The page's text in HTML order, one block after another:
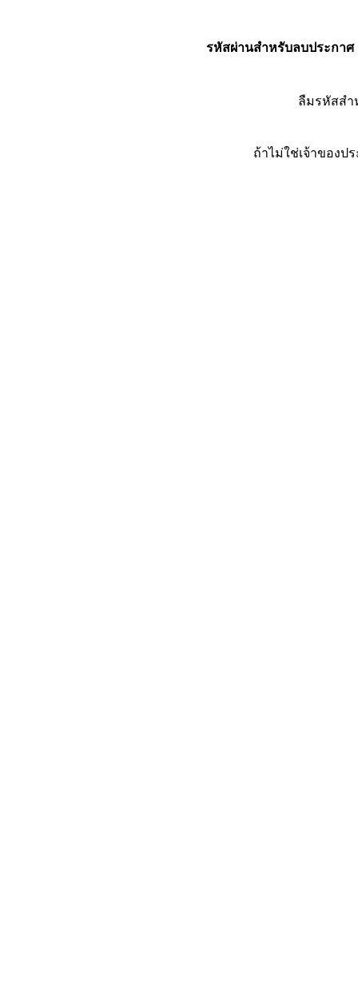
รหัสผ่านสำหรับลบประกาศ
ลืมรหัสส
ถ้าไม่ใช่เจ้าของป